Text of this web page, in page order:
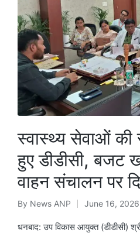
स्वास्थ्य सेवाओं की
हुए डीडीसी, बजट
वाहन संचालन पर
Posted
by
By News ANP June 16, 2026
धनबाद: उप विकास आयुक्त (डीडीसी)